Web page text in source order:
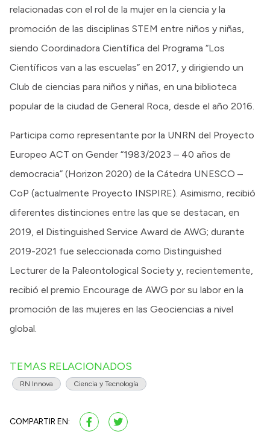
relacionadas con el rol de la mujer en la ciencia y la
promoción de las disciplinas STEM entre niños y niñas,
siendo Coordinadora Científica del Programa “Los
Científicos van a las escuelas” en 2017, y dirigiendo un
Club de ciencias para niños y niñas, en una biblioteca
popular de la ciudad de General Roca, desde el año 2016.
Participa como representante por la UNRN del Proyecto
Europeo ACT on Gender “1983/2023 – 40 años de
democracia” (Horizon 2020) de la Cátedra UNESCO –
CoP (actualmente Proyecto INSPIRE). Asimismo, recibió
diferentes distinciones entre las que se destacan, en
2019, el Distinguished Service Award de AWG; durante
2019-2021 fue seleccionada como Distinguished
Lecturer de la Paleontological Society y, recientemente,
recibió el premio Encourage de AWG por su labor en la
promoción de las mujeres en las Geociencias a nivel
global.
TEMAS RELACIONADOS
RN Innova Ciencia y Tecnología
COMPARTIR EN: